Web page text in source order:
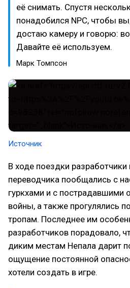
её снимать. Спустя
понадобился NPC, чтобы
достаю камеру и говорю:
Давайте её используем.
Марк Томпсон
​Источник
В ходе поездки
переводчика пообщались с
гуркхами и с пострадавшими
войны, а также прогулялись
тропам. Последнее им
разработчиков порадовало,
диким местам Непала дарит
ощущение постоянной
хотели создать в игре.